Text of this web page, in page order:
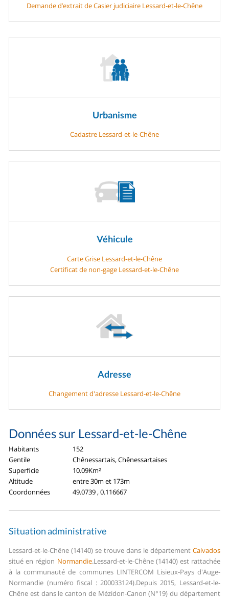
Demande d’extrait de Casier judiciaire Lessard-et-le-Chêne
Urbanisme
Cadastre Lessard-et-le-Chêne
Véhicule
Carte Grise Lessard-et-le-Chêne
Certificat de non-gage Lessard-et-le-Chêne
Adresse
Changement d'adresse Lessard-et-le-Chêne
Données sur Lessard-et-le-Chêne
Habitants
152
Gentile
Chênessartais, Chênessartaises
Superficie
10.09Km²
Altitude
entre 30m et 173m
Coordonnées
49.0739 , 0.116667
Situation administrative
Lessard-et-le-Chêne (14140) se trouve dans le département Calvados
situé en région Normandie.Lessard-et-le-Chêne (14140) est rattachée
à la communauté de communes LINTERCOM Lisieux-Pays d'Auge-
Normandie (numéro fiscal : 200033124).Depuis 2015, Lessard-et-le-
Chêne est dans le canton de Mézidon-Canon (N°19) du département